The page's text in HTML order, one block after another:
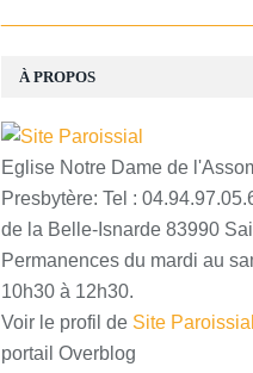
À PROPOS
Eglise Notre Dame de
Presbytère: Tel :
de la Belle-Isnarde 83990
Permanences du mardi au
10h30 à 12h30.
Voir le profil de Site Paroissial
portail Overblog